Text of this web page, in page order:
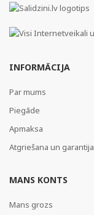
INFORMĀCIJA
Par mums
Piegāde
Apmaksa
Atgriešana un garantija
MANS KONTS
Mans grozs